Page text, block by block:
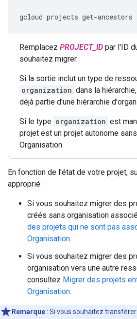
gcloud projects get-ancestors
Remplacez PROJECT_ID par l'ID
souhaitez migrer.
Si la sortie inclut un type de
organization dans la
déjà partie d'une hiérarchie
Si le type organization est
projet est un projet autonome
Organisation.
En fonction de l'état de votre projet,
approprié :
Si vous souhaitez migrer des
créés sans organisation
des projets qui ne sont pas
Organisation.
Si vous souhaitez migrer des
organisation vers une autre
consultez Migrer des projets
Organisation.
Remarque : Si vous souhaitez